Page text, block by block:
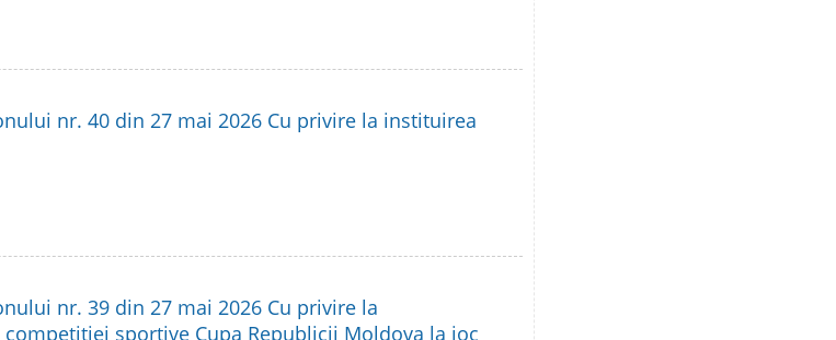
nr. 40 din 27 mai 2026 Cu privire la instituirea
nr. 39 din 27 mai 2026 Cu privire la
sportive Cupa Republicii Moldova la joc